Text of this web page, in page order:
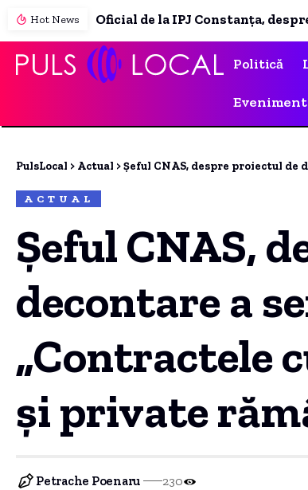
Hot News
Politică
PulsLocal > Actual >Șeful CNAS, despre proiectul de
ACTUAL
Șeful CNAS,
decontare a
„Contractele
și private
Petrache Poenaru 230